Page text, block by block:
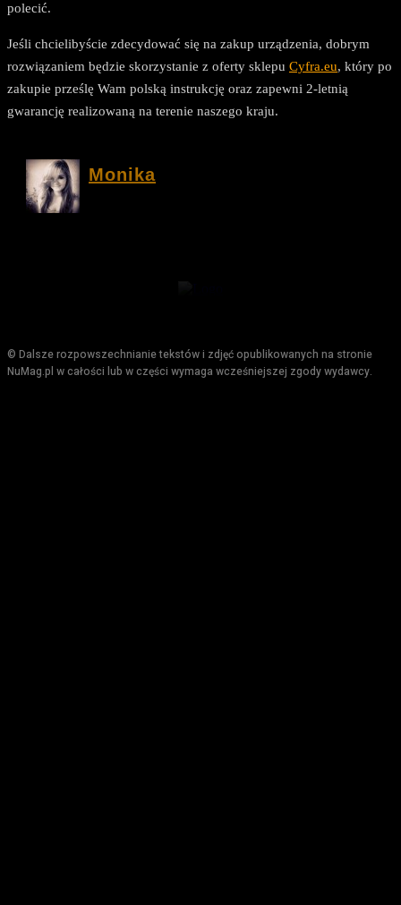
polecić.
Jeśli chcielibyście zdecydować się na zakup urządzenia, dobrym
rozwiązaniem będzie skorzystanie z oferty sklepu Cyfra.eu, który po
zakupie prześlę Wam polską instrukcję oraz zapewni 2-letnią
gwarancję realizowaną na terenie naszego kraju.
Monika
© Dalsze rozpowszechnianie tekstów i zdjęć opublikowanych na stronie
NuMag.pl w całości lub w części wymaga wcześniejszej zgody wydawcy.